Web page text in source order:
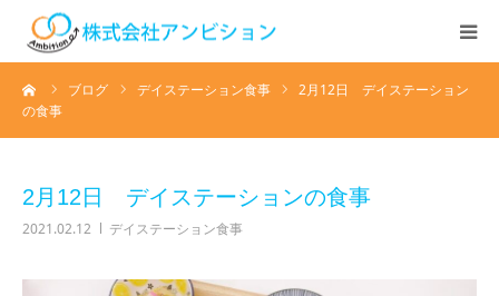
ブログ デイステーション食事
2月12日 デイステーション
の食事
2月12日 デイステーションの食事
2021.02.12 デイステーション食事
ホーム
サービス紹介
デイステーション